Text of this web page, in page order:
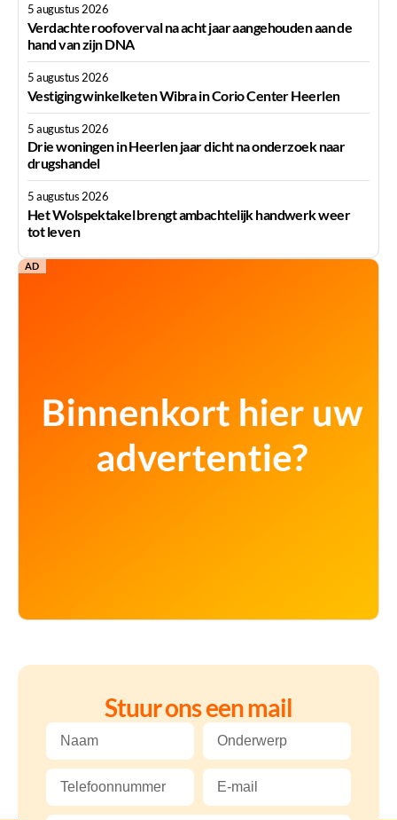
5 augustus 2026
Verdachte roofoverval na acht jaar aangehouden aan de
hand van zijn DNA
5 augustus 2026
Vestiging winkelketen Wibra in Corio Center Heerlen
5 augustus 2026
Drie woningen in Heerlen jaar dicht na onderzoek naar
drugshandel
5 augustus 2026
Het Wolspektakel brengt ambachtelijk handwerk weer
tot leven
AD
Stuur ons een mail